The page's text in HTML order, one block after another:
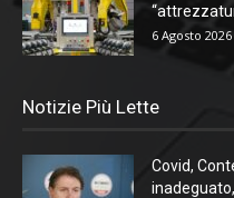
6 Agosto 2026
Notizie Più Lette
Covid,